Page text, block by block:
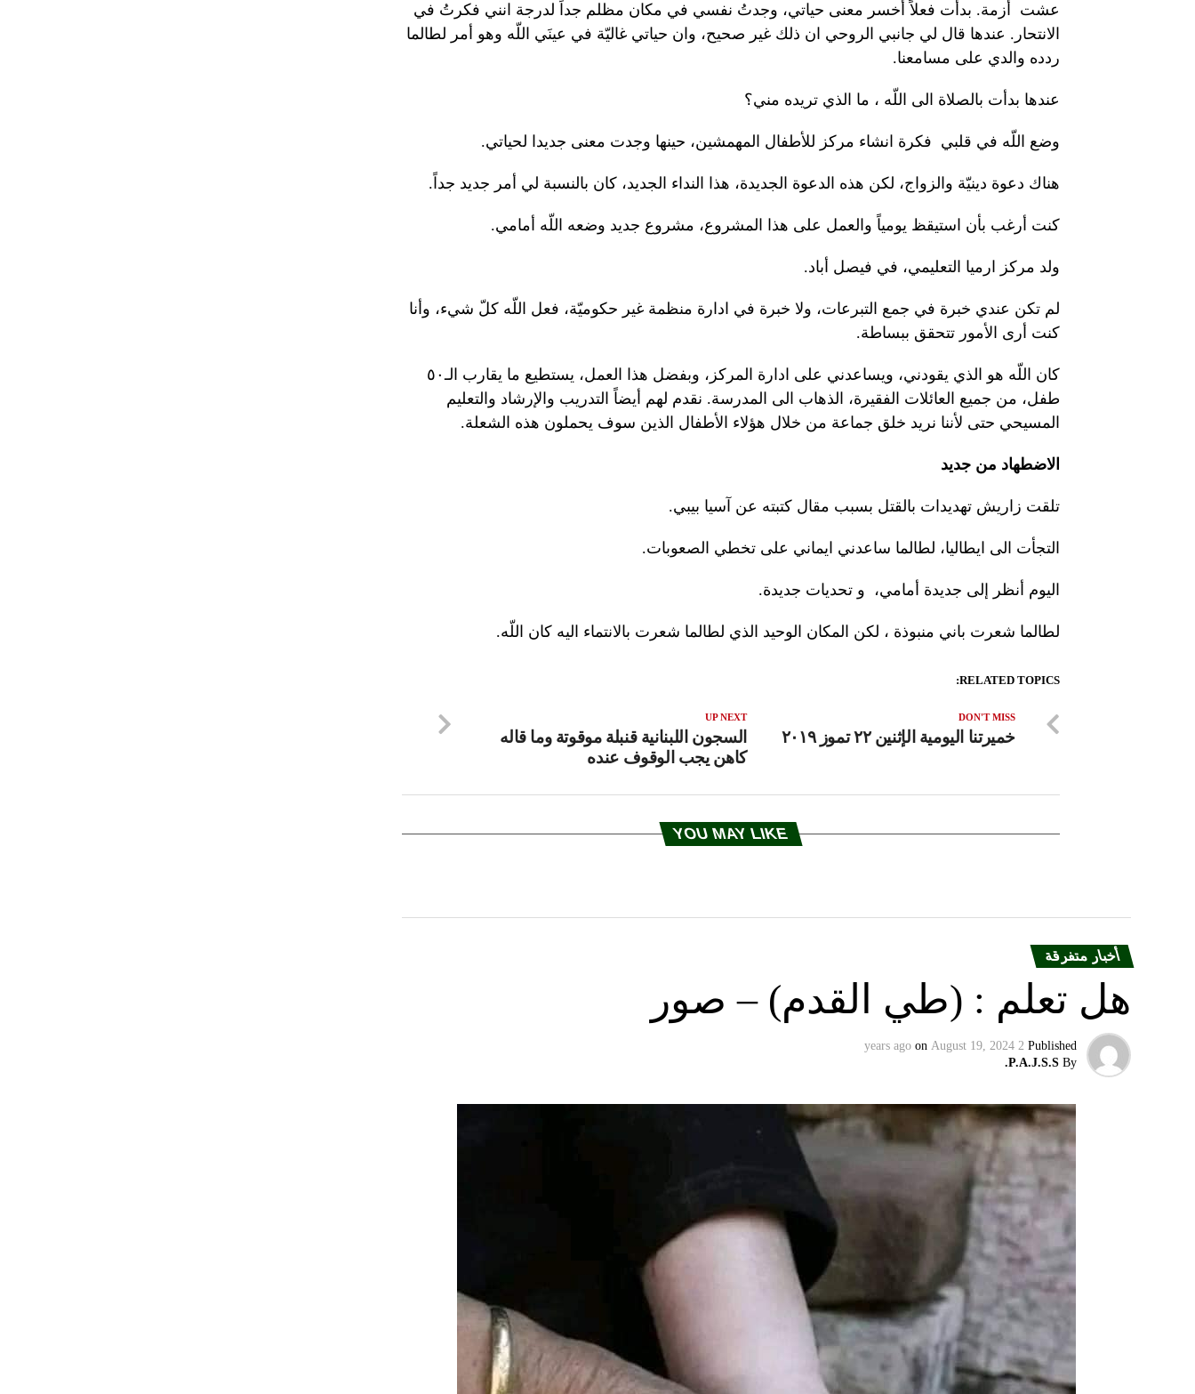
عشت أزمة. بدأت فعلاً أخسر معنى حياتي، وجدتُ نفسي في مكان مظلم جداً لدرجة انني فكرتُ في
الانتحار. عندها قال لي جانبي الروحي ان ذلك غير صحيح، وان حياتي غاليّة في عينَي اللّه وهو أمر لطالما
ردده والدي على مسامعنا.
عندها بدأت بالصلاة الى اللّه ، ما الذي تريده مني؟
وضع اللّه في قلبي فكرة انشاء مركز للأطفال المهمشين، حينها وجدت معنى جديدا لحياتي.
هناك دعوة دينيّة والزواج، لكن هذه الدعوة الجديدة، هذا النداء الجديد، كان بالنسبة لي أمر جديد جداً.
كنت أرغب بأن استيقظ يومياً والعمل على هذا المشروع، مشروع جديد وضعه اللّه أمامي.
ولد مركز ارميا التعليمي، في فيصل أباد.
لم تكن عندي خبرة في جمع التبرعات، ولا خبرة في ادارة منظمة غير حكوميّة، فعل اللّه كلّ شيء، وأنا
كنت أرى الأمور تتحقق ببساطة.
كان اللّه هو الذي يقودني، ويساعدني على ادارة المركز، وبفضل هذا العمل، يستطيع ما يقارب الـ٥٠
طفل، من جميع العائلات الفقيرة، الذهاب الى المدرسة. نقدم لهم أيضاً التدريب والإرشاد والتعليم
المسيحي حتى لأننا نريد خلق جماعة من خلال هؤلاء الأطفال الذين سوف يحملون هذه الشعلة.
الاضطهاد من جديد
تلقت زاريش تهديدات بالقتل بسبب مقال كتبته عن آسيا بيبي.
التجأت الى ايطاليا، لطالما ساعدني ايماني على تخطي الصعوبات.
اليوم أنظر إلى جديدة أمامي، و تحديات جديدة.
لطالما شعرت باني منبوذة ، لكن المكان الوحيد الذي لطالما شعرت بالانتماء اليه كان اللّه.
RELATED TOPICS:
UP NEXT
السجون اللبنانية قنبلة موقوتة وما قاله
كاهن يجب الوقوف عنده
DON'T MISS
خميرتنا اليومية الإثنين ٢٢ تموز ٢٠١٩
YOU MAY LIKE
أخبار متفرقة
هل تعلم : (طي القدم) – صور
Published
2 years ago
on August 19, 2024
By
P.A.J.S.S.